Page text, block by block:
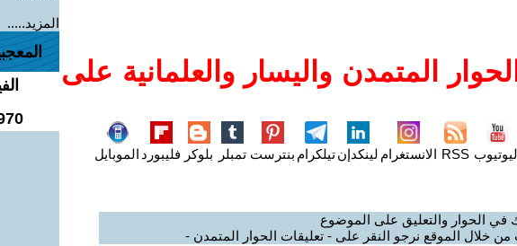
المتمدن واليسار والعلمانية على
RSS الانستغرام لينكدإنتيلكرام بنترست تمبلر بلوكر فليبورد الموبايل
في الحوار والتعليق على الموضوع
من خلال الموقع نرجو النقر على - تعليقات الحوار المتمدن -
المزيد.....